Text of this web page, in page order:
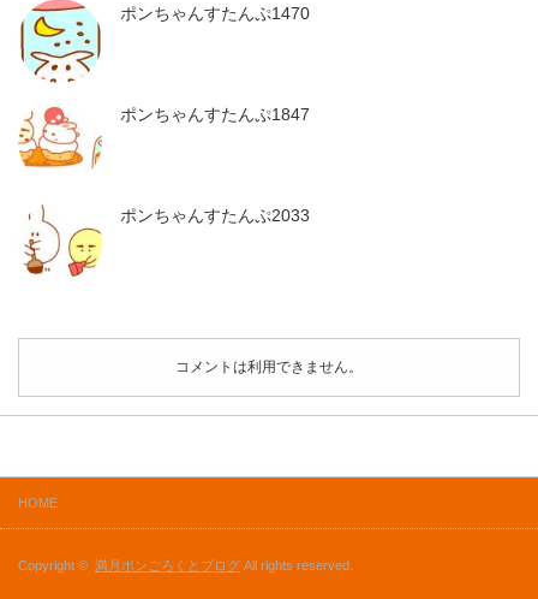
ポンちゃんすたんぷ1470
ポンちゃんすたんぷ1847
ポンちゃんすたんぷ2033
コメントは利用できません。
HOME
Copyright © 満月ポンごろくとブログ All rights reserved.